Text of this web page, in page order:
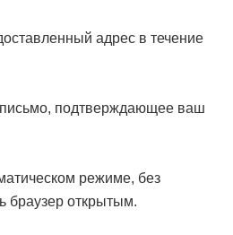
адрес в течение
письмо, подтверждающее ваш
режиме, без
браузер открытым.